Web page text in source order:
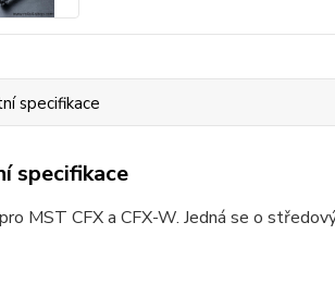
specifikace
specifikace
MST CFX a CFX-W. Jedná se o